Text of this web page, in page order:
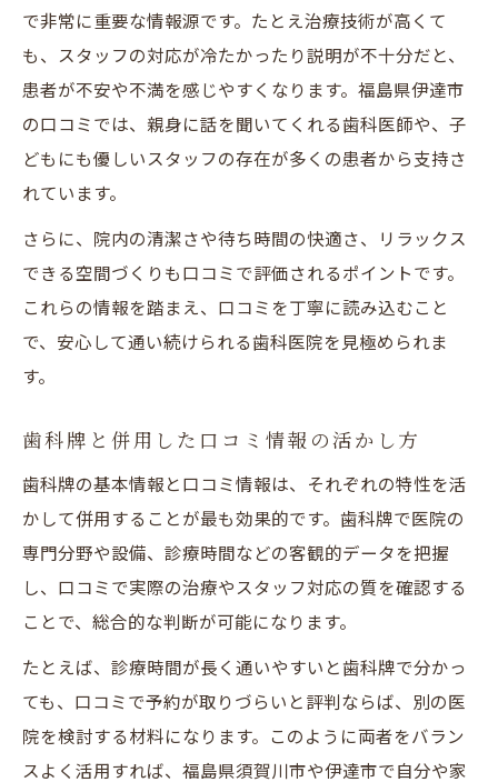
で非常に重要な情報源です。たとえ治療技術が高くて
も、スタッフの対応が冷たかったり説明が不十分だと、
患者が不安や不満を感じやすくなります。福島県伊達市
の口コミでは、親身に話を聞いてくれる歯科医師や、子
どもにも優しいスタッフの存在が多くの患者から支持さ
れています。
さらに、院内の清潔さや待ち時間の快適さ、リラックス
できる空間づくりも口コミで評価されるポイントです。
これらの情報を踏まえ、口コミを丁寧に読み込むこと
で、安心して通い続けられる歯科医院を見極められま
す。
歯科牌と併用した口コミ情報の活かし方
歯科牌の基本情報と口コミ情報は、それぞれの特性を活
かして併用することが最も効果的です。歯科牌で医院の
専門分野や設備、診療時間などの客観的データを把握
し、口コミで実際の治療やスタッフ対応の質を確認する
ことで、総合的な判断が可能になります。
たとえば、診療時間が長く通いやすいと歯科牌で分かっ
ても、口コミで予約が取りづらいと評判ならば、別の医
院を検討する材料になります。このように両者をバラン
スよく活用すれば、福島県須賀川市や伊達市で自分や家